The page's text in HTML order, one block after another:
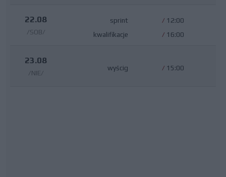
22.08
/SOB/
sprint
kwalifikacje
/ 12:00
/ 16:00
23.08
/NIE/
wyścig / 15:00